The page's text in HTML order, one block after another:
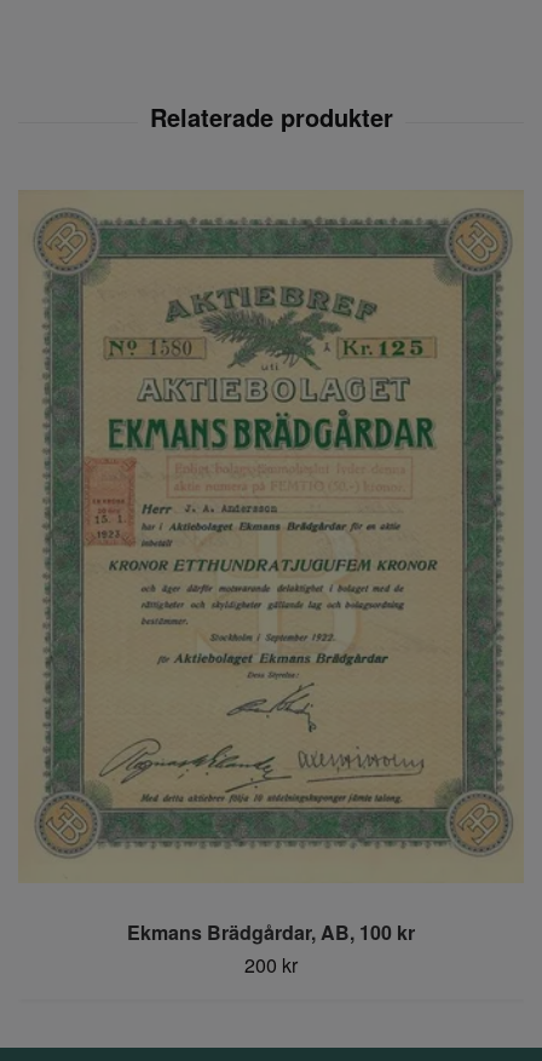
Ekmans Brädgårdar, AB, 100 kr
200 kr